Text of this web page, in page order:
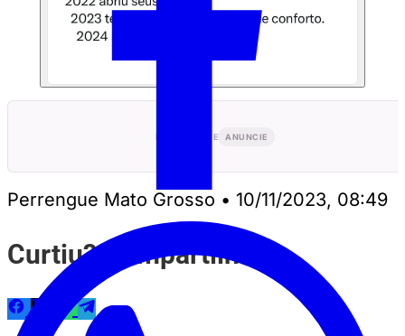
PUBLICIDADE ANUNCIE
Perrengue Mato Grosso • 10/11/2023, 08:49
Curtiu? Compartilhe